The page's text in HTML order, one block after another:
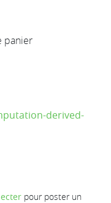
panier
derived-
pour poster un